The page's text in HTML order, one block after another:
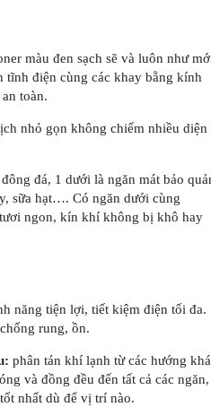
màu đen sạch sẽ và luôn như
tĩnh điện cùng các khay bằng kính
toàn.
nhỏ gọn không chiếm nhiều diện
đá, 1 dưới là ngăn mát bảo
sữa hạt…. Có ngăn dưới cùng
ngon, kín khí không bị khô hay
năng tiện lợi, tiết kiệm điện tối đa.
rung, ồn.
phân tán khí lạnh từ các hướng
và đồng đều đến tất cả các ngăn,
nhất dù để vị trí nào.